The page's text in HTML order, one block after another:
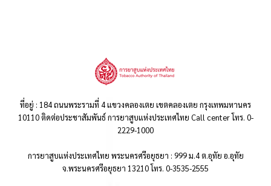
ที่อยู่ : 184 ถนนพระรามที่ 4 แขวงคลองเตย เขตคลองเตย กรุงเทพมหานคร
10110 ติดต่อประชาสัมพันธ์ การยาสูบแห่งประเทศไทย Call center โทร. 0-
2229-1000
การยาสูบแห่งประเทศไทย พระนครศรีอยุธยา : 999 ม.4 ต.อุทัย อ.อุทัย
จ.พระนครศรีอยุธยา 13210 โทร. 0-3535-2555